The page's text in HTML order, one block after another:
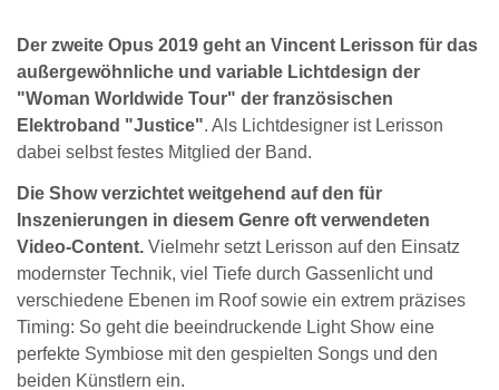
Der zweite Opus 2019 geht an Vincent Lerisson für das
außergewöhnliche und variable Lichtdesign der
"Woman Worldwide Tour" der französischen
Elektroband "Justice". Als Lichtdesigner ist Lerisson
dabei selbst festes Mitglied der Band.
Die Show verzichtet weitgehend auf den für
Inszenierungen in diesem Genre oft verwendeten
Video-Content. Vielmehr setzt Lerisson auf den Einsatz
modernster Technik, viel Tiefe durch Gassenlicht und
verschiedene Ebenen im Roof sowie ein extrem präzises
Timing: So geht die beeindruckende Light Show eine
perfekte Symbiose mit den gespielten Songs und den
beiden Künstlern ein.